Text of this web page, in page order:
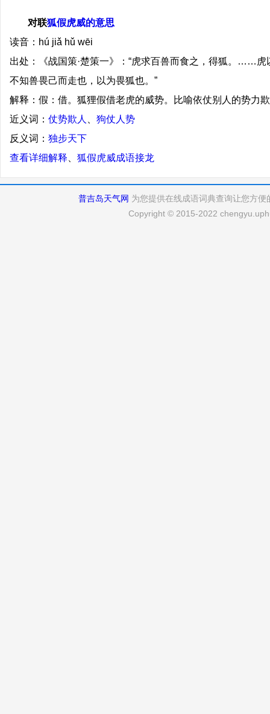
对联狐假虎威的意思
读音：hú jiǎ hǔ wēi
出处：《战国策·楚策一》：“虎求百兽而食之，得狐。……
不知兽畏己而走也，以为畏狐也。”
解释：假：借。狐狸假借老虎的威势。比喻依仗别人的势力
近义词： 仗势欺人
狗仗人势
反义词： 独步天下
查看详细解释
狐假虎威成语接龙
普吉岛天气网 为您提供在线成语词典查询让您方
Copyright © 2015-2022